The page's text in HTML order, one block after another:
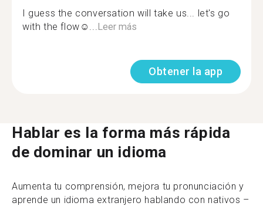
I guess the conversation will take us... let's go
with the flow☺... Leer más
Obtener la app
Hablar es la forma más rápida
de dominar un idioma
Aumenta tu comprensión, mejora tu pronunciación y
aprende un idioma extranjero hablando con nativos –